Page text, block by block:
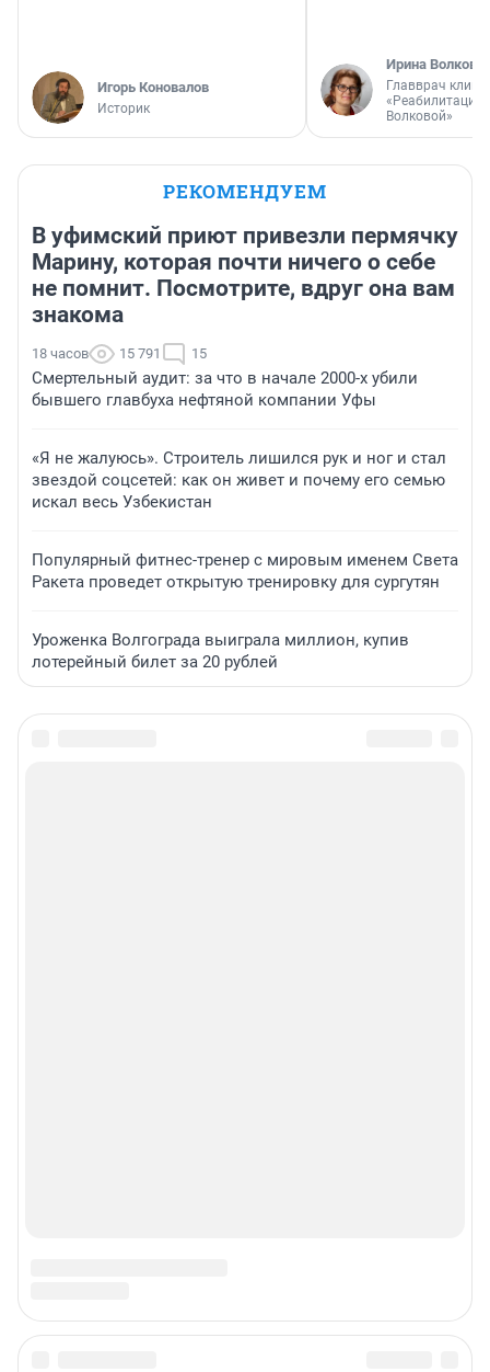
Игорь Коновалов
Историк
Ирина Волкова
Главврач
«Реабилитация
Волковой»
РЕКОМЕНДУЕМ
В уфимский приют привезли пермячку
Марину, которая почти ничего о себе
не помнит. Посмотрите, вдруг она вам
знакома
18 часов 15 791 15
Смертельный аудит: за что в начале 2000-х убили
бывшего главбуха нефтяной компании Уфы
«Я не жалуюсь». Строитель лишился рук и ног и стал
звездой соцсетей: как он живет и почему его семью
искал весь Узбекистан
Популярный фитнес-тренер с мировым именем Света
Ракета проведет открытую тренировку для сургутян
Уроженка Волгограда выиграла миллион, купив
лотерейный билет за 20 рублей